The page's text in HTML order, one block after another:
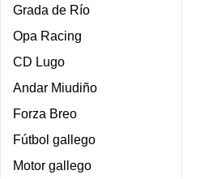
Grada de Río
Opa Racing
CD Lugo
Andar Miudiño
Forza Breo
Fútbol gallego
Motor gallego